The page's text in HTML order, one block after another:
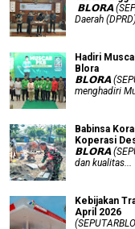
𝗕𝗟𝗢𝗥𝗔
Daerah
Hadiri
Blora
𝗕𝗟𝗢𝗥𝗔
menghadiri
Babinsa
Koperasi
𝗕𝗟𝗢𝗥𝗔
dan kualitas...
Kebijakan
April 2026